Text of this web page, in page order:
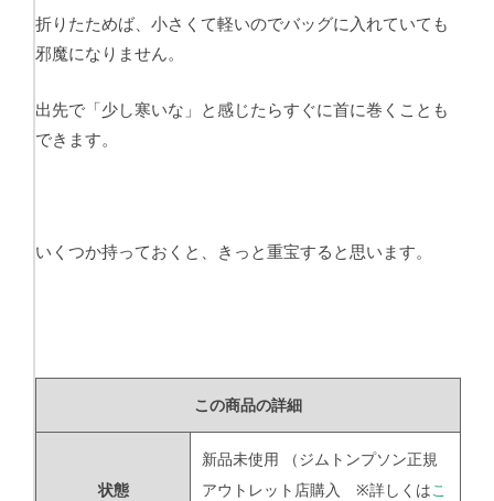
折りたためば、小さくて軽いのでバッグに入れていても
邪魔になりません。
出先で「少し寒いな」と感じたらすぐに首に巻くことも
できます。
いくつか持っておくと、きっと重宝すると思います。
この商品の詳細
状態
新品未使用
（ジムトンプソン正規
アウトレット店購入 ※詳しくはこ